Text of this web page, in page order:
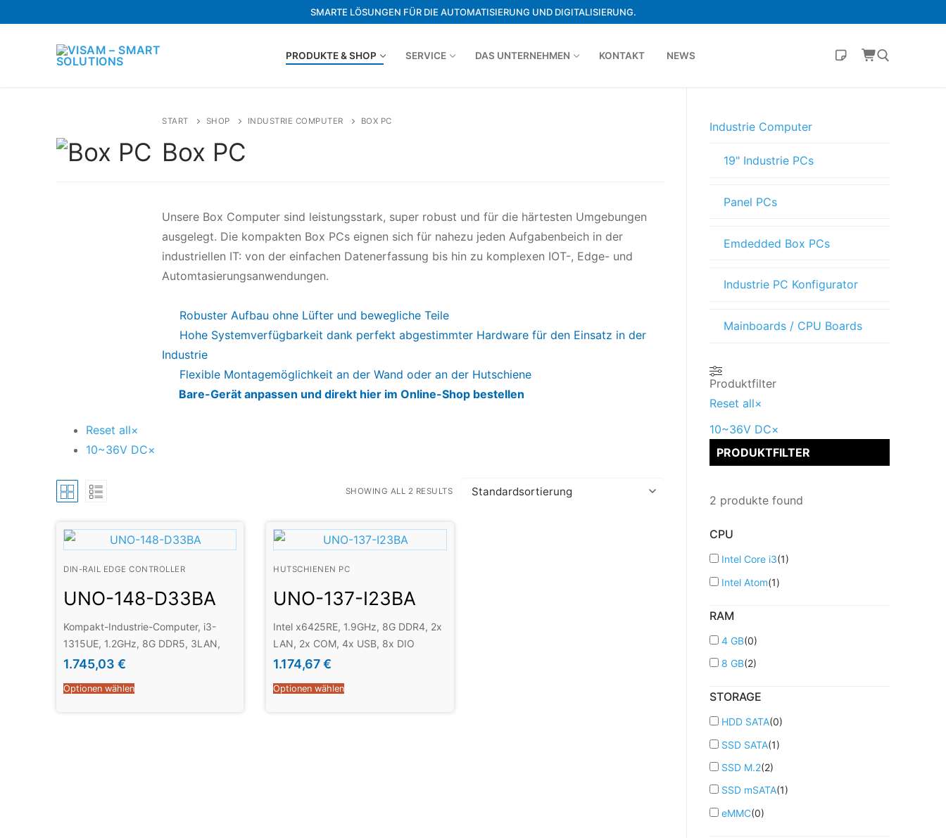
SMARTE LÖSUNGEN FÜR DIE AUTOMATISIERUNG UND DIGITALISIERUNG.
PRODUKTE & SHOP SERVICE DAS UNTERNEHMEN KONTAKT NEWS
START SHOP INDUSTRIE COMPUTER BOX PC
Box PC
Unsere Box Computer sind leistungsstark, super robust und für die härtesten Umgebungen
ausgelegt. Die kompakten Box PCs eignen sich für nahezu jeden Aufgabenbeich in der
industriellen IT: von der einfachen Datenerfassung bis hin zu komplexen IOT-, Edge- und
Automtasierungsanwendungen.
Robuster Aufbau ohne Lüfter und bewegliche Teile
Hohe Systemverfügbarkeit dank perfekt abgestimmter Hardware für den Einsatz in der
Industrie
Flexible Montagemöglichkeit an der Wand oder an der Hutschiene
Bare-Gerät anpassen und direkt hier im Online-Shop bestellen
Reset all×
10~36V DC×
SHOWING ALL 2 RESULTS
DIN-RAIL EDGE CONTROLLER
UNO-148-D33BA
Kompakt-Industrie-Computer, i3-
1315UE, 1.2GHz, 8G DDR5, 3LAN,
4COM, 8DIO
1.745,03 €
Optionen wählen
HUTSCHIENEN PC
UNO-137-I23BA
Intel x6425RE, 1.9GHz, 8G DDR4, 2x
LAN, 2x COM, 4x USB, 8x DIO
1.174,67€
Optionen wählen
Industrie Computer
19" Industrie PCs
Panel PCs
Emdedded Box PCs
Industrie PC Konfigurator
Mainboards / CPU Boards
Produktfilter
Reset all×
10~36V DC×
PRODUKTFILTER
2 produkte found
CPU
Intel Core i3(1)
Intel Atom(1)
RAM
4 GB(0)
8 GB(2)
STORAGE
HDD SATA(0)
SSD SATA(1)
SSD M.2(2)
SSD mSATA(1)
eMMC(0)